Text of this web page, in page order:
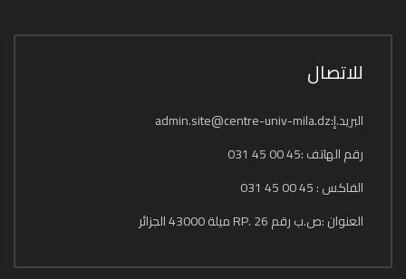
للاتصال
البريد.إ:admin.site@centre-univ-mila.dz
رقم الهاتف :45 00 45 031
الفاكس : 45 00 45 031
العنوان :ص.ب رقم 26 .RP ميلة 43000 الجزائر